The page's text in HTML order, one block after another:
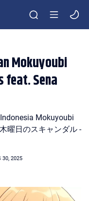
Mokuyoubi
feat. Sena
Mokuyoubi
曜日のスキャンダル -